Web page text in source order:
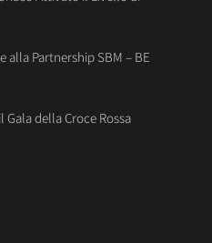
alla Partnership SBM – BE
Gala della Croce Rossa